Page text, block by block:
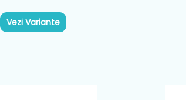
Vezi Variante